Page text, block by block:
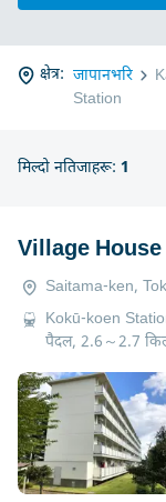
क्षेत्र: जापानभरि
Station
मिल्दो नतिजाहरू: 1
Village
Saitama-ken,
Kokū-koen
पैदल, 2.6～2.7